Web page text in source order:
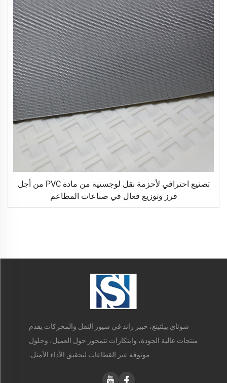
تصنيع احترافي لأحزمة نقل لوجستية من مادة PVC من أجل
فرز وتوزيع فعال في صناعات المطاعم
شوناي بيلتينغ، خبير رائد في سيور النقل والمحركات يقدم
منتجات عالية الجودة، وابتكارات تتمحور حول العميل، وحلول
موثوقة عبر القطاعات لتحقيق الأداء الأمثل.